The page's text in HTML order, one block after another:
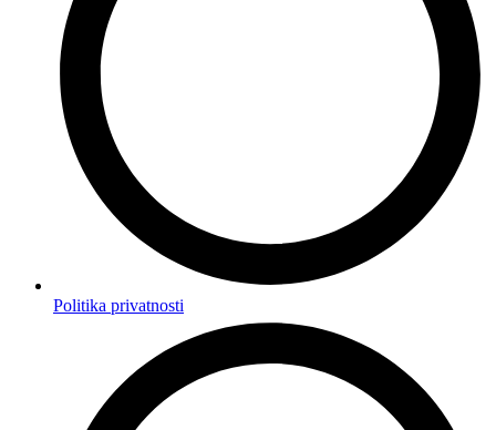
Politika privatnosti